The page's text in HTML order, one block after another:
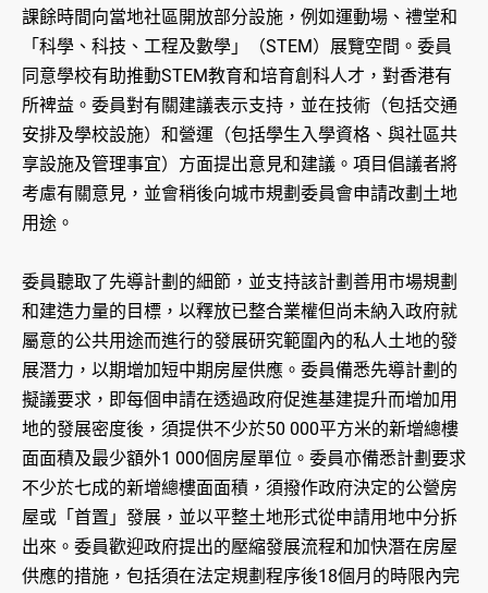
課餘時間向當地社區開放部分設施，例如運動場、禮堂和
「科學、科技、工程及數學」（STEM）展覽空間。委員
同意學校有助推動STEM教育和培育創科人才，對香港有
所裨益。委員對有關建議表示支持，並在技術（包括交通
安排及學校設施）和營運（包括學生入學資格、與社區共
享設施及管理事宜）方面提出意見和建議。項目倡議者將
考慮有關意見，並會稍後向城巿規劃委員會申請改劃土地
用途。
委員聽取了先導計劃的細節，並支持該計劃善用市場規劃
和建造力量的目標，以釋放已整合業權但尚未納入政府就
屬意的公共用途而進行的發展研究範圍內的私人土地的發
展潛力，以期增加短中期房屋供應。委員備悉先導計劃的
擬議要求，即每個申請在透過政府促進基建提升而增加用
地的發展密度後，須提供不少於50 000平方米的新增總樓
面面積及最少額外1 000個房屋單位。委員亦備悉計劃要求
不少於七成的新增總樓面面積，須撥作政府決定的公營房
屋或「首置」發展，並以平整土地形式從申請用地中分拆
出來。委員歡迎政府提出的壓縮發展流程和加快潛在房屋
供應的措施，包括須在法定規劃程序後18個月的時限內完